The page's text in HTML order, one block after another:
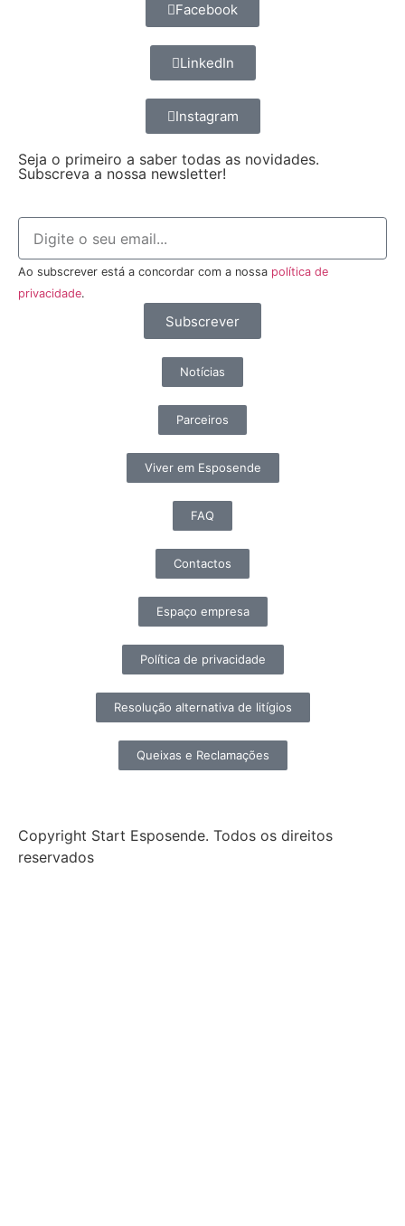
Facebook
LinkedIn
Instagram
Seja o primeiro a saber todas as novidades.
Subscreva a nossa newsletter!
Ao subscrever está a concordar com a nossa política de
privacidade.
Subscrever
Notícias
Parceiros
Viver em Esposende
FAQ
Contactos
Espaço empresa
Política de privacidade
Resolução alternativa de litígios
Queixas e Reclamações
Copyright Start Esposende. Todos os direitos
reservados